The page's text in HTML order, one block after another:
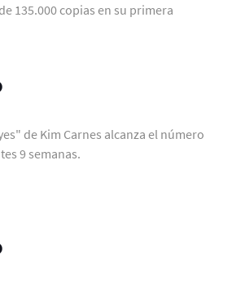
135.000 copias en su primera
de Kim Carnes alcanza el número
9 semanas.